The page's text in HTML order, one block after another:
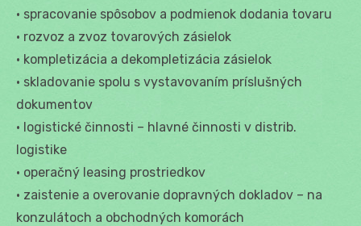
• spracovanie spôsobov a podmienok dodania tovaru
• rozvoz a zvoz tovarových zásielok
• kompletizácia a dekompletizácia zásielok
• skladovanie spolu s vystavovaním príslušných
dokumentov
• logistické činnosti – hlavné činnosti v distrib.
logistike
• operačný leasing prostriedkov
• zaistenie a overovanie dopravných dokladov – na
konzulátoch a obchodných komorách